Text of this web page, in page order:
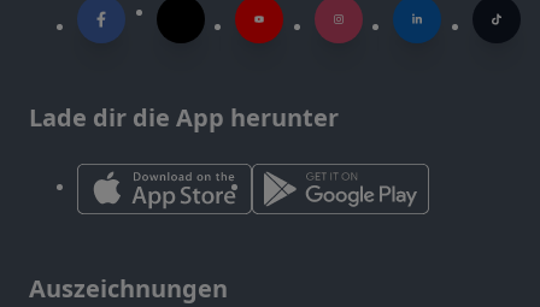
Lade dir die App herunter
Auszeichnungen